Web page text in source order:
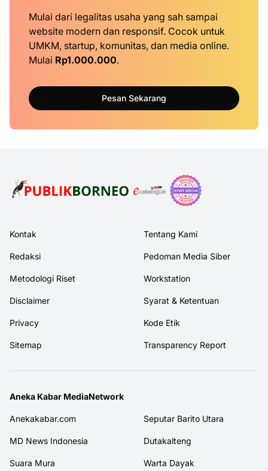
Mulai dari legalitas usaha yang sah sampai
website modern dan responsif. Cocok untuk
UMKM, startup, komunitas, dan media online.
Mulai Rp1.000.000.
Pesan Sekarang
Kontak Tentang Kami
Redaksi Pedoman Media Siber
Metodologi Riset Workstation
Disclaimer Syarat & Ketentuan
Privacy Kode Etik
Sitemap Transparency Report
Aneka Kabar MediaNetwork
Anekakabar.com Seputar Barito Utara
MD News Indonesia Dutakalteng
Suara Mura Warta Dayak